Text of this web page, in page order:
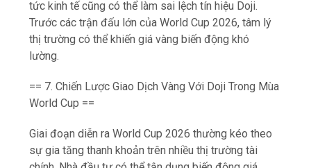
tức kinh tế cũng có thể làm sai lệch tín hiệu Doji.
Trước các trận đấu lớn của World Cup 2026, tâm lý
thị trường có thể khiến giá vàng biến động khó
lường.
== 7. Chiến Lược Giao Dịch Vàng Với Doji Trong Mùa
World Cup ==
Giai đoạn diễn ra World Cup 2026 thường kéo theo
sự gia tăng thanh khoản trên nhiều thị trường tài